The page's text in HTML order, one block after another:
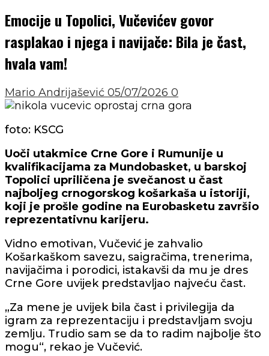
Emocije u Topolici, Vučevićev govor
rasplakao i njega i navijače: Bila je čast,
hvala vam!
Mario Andrijašević 05/07/2026 0
foto: KSCG
Uoči utakmice Crne Gore i Rumunije u
kvalifikacijama za Mundobasket, u barskoj
Topolici upriličena je svečanost u čast
najboljeg crnogorskog košarkaša u istoriji,
koji je prošle godine na Eurobasketu završio
reprezentativnu karijeru.
Vidno emotivan, Vučević je zahvalio
Košarkaškom savezu, saigračima, trenerima,
navijačima i porodici, istakavši da mu je dres
Crne Gore uvijek predstavljao najveću čast.
„Za mene je uvijek bila čast i privilegija da
igram za reprezentaciju i predstavljam svoju
zemlju. Trudio sam se da to radim najbolje što
mogu“, rekao je Vučević.